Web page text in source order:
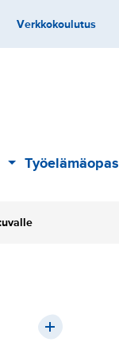
Verkkokoulutus
Alavalikko
Työelämäopas